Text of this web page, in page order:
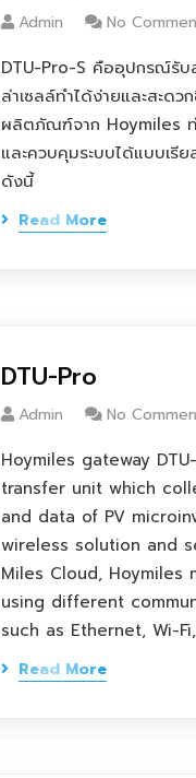
Admin No
DTU-Pro-S คืออุปกรณ์รับ
ล่าเซลล์ทำได้ง่ายและสะด
ผลิตภัณฑ์จาก Hoymiles ท
และควบคุมระบบได้แบบเรี
ดังนี้
Read More
DTU-Pro
Admin No
Hoymiles gateway
transfer unit which
and data of PV
wireless solution and
Miles Cloud, Hoymiles
using different
such as Ethernet, Wi-
Read More